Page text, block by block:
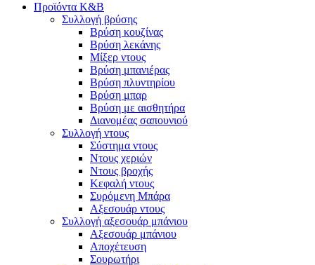
Προϊόντα K&B
Συλλογή βρύσης
Βρύση κουζίνας
Βρύση λεκάνης
Μίξερ ντους
Βρύση μπανιέρας
Βρύση πλυντηρίου
Βρύση μπαρ
Βρύση με αισθητήρα
Διανομέας σαπουνιού
Συλλογή ντους
Σύστημα ντους
Ντους χεριών
Ντους βροχής
Κεφαλή ντους
Συρόμενη Μπάρα
Αξεσουάρ ντους
Συλλογή αξεσουάρ μπάνιου
Αξεσουάρ μπάνιου
Αποχέτευση
Σουρωτήρι